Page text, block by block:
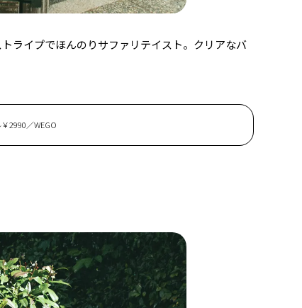
ライプでほんのりサファリテイスト。クリアなバ
2990／WEGO